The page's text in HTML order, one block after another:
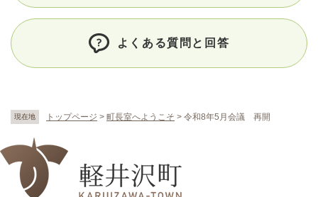
現在地 トップページ > 町長室へようこそ > 令和8年5月会議 再開
よくある質問と回答